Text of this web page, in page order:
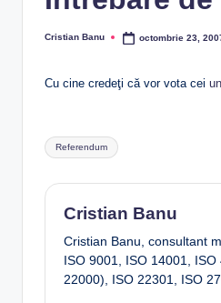
Posted
Cristian Banu octombrie 23,
Cu cine credeţi că vor vota cei
Tags:
Referendum
Cristian Banu
Cristian Banu, consultant
ISO 9001, ISO 14001,
22000), ISO 22301, ISO